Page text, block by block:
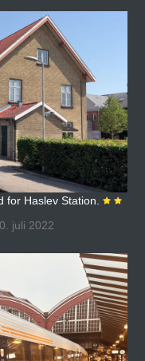
for Haslev Station.
juli 2022